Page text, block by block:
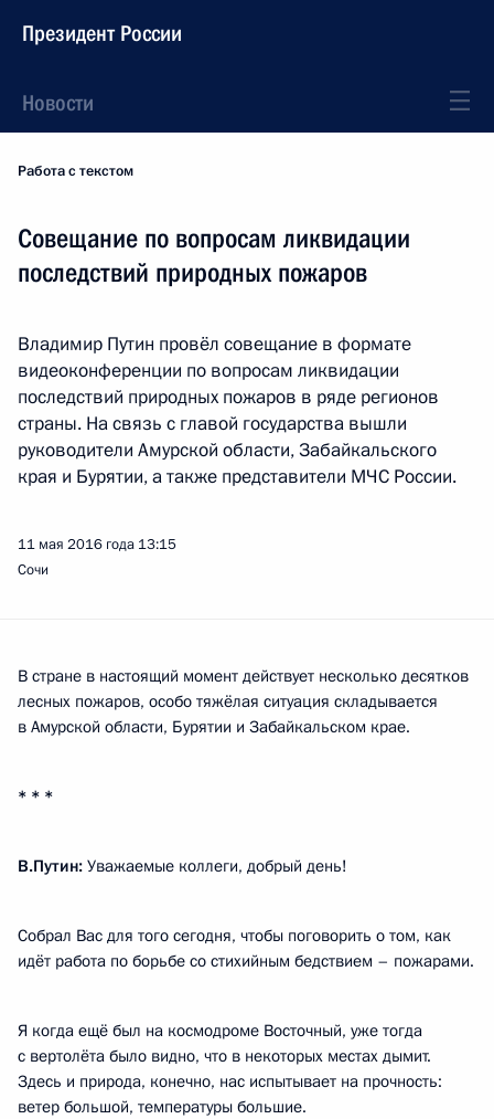
Президент России
Новости
Работа с текстом
Совещание по вопросам ликвидации
последствий природных пожаров
Владимир Путин провёл совещание в формате
видеоконференции по вопросам ликвидации
последствий природных пожаров в ряде регионов
страны. На связь с главой государства вышли
руководители Амурской области, Забайкальского
края и Бурятии, а также представители МЧС России.
11 мая 2016 года 13:15
Сочи
В стране в настоящий момент действует несколько десятков
лесных пожаров, особо тяжёлая ситуация складывается
в Амурской области, Бурятии и Забайкальском крае.
* * *
В.Путин: Уважаемые коллеги, добрый день!
Собрал Вас для того сегодня, чтобы поговорить о том, как
идёт работа по борьбе со стихийным бедствием – пожарами.
Я когда ещё был на космодроме Восточный, уже тогда
с вертолёта было видно, что в некоторых местах дымит.
Здесь и природа, конечно, нас испытывает на прочность:
ветер большой, температуры большие.